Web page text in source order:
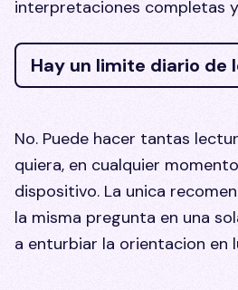
interpretaciones completas
Hay un limite diario
No. Puede hacer tantas
quiera, en cualquier
dispositivo. La unica
la misma pregunta en una
a enturbiar la orientacion en